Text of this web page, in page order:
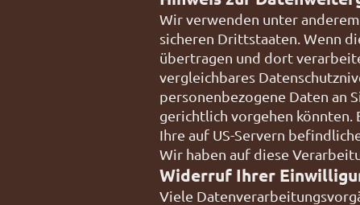
Wir verwenden unter
sicheren Drittstaaten. Wenn
übertragen und dort
vergleichbares
personenbezogene Daten an
gerichtlich vorgehen könnten.
Ihre auf US-Servern
Wir haben auf diese
Widerruf Ihrer
Viele